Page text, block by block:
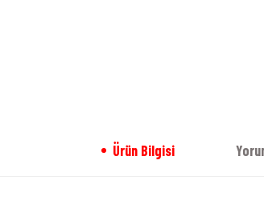
Ürün Bilgisi